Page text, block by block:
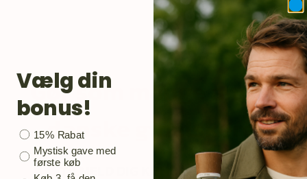
Gør som mange andre
danske ginelskere.
TILMELD DIG KUNDEKLUBBEN
Vælg din
bonus!
Bonusgave
15% Rabat
Mystisk gave med
første køb